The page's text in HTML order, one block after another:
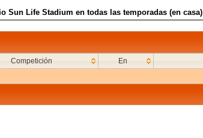
Sun Life Stadium en todas las temporadas (en casa)
Competición En